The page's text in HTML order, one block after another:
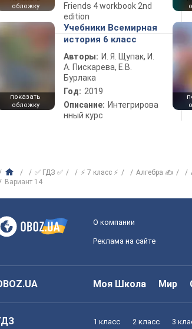
обложку
Friends 4 workbook 2nd
edition
показать
обложку
Учебники Всемирная
история 6 класс
Авторы: И. Я. Щупак, И.
А. Пискарева, Е.В.
Бурлака
Год: 2019
Описание: Интегрирова
нный курс
✅ ГДЗ ✅ ⚡ 7 класс ⚡ Алгебра ✍
Вариант 14
О компании
Реклама на сайте
Моя Школа Мир
1 класс 2 класс 3